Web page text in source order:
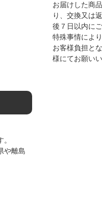
や離島
お届けした商
り、交換又は
後７日以内に
特殊事情によ
お客様負担と
様にてお願い